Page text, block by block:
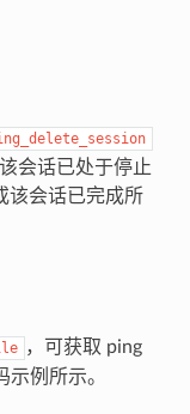
会话已处于停止
该会话已完成所
，可获取 ping
例所示。